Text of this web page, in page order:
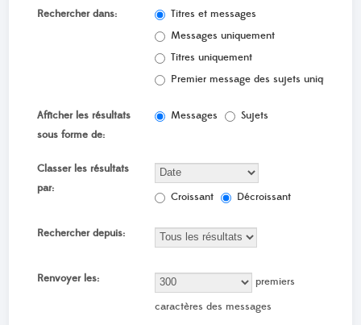
Rechercher dans:
Titres et messages
Messages uniquement
Titres uniquement
Premier message des sujets uniquement
Afficher les résultats
sous forme de:
Messages Sujets
Classer les résultats
par:
Croissant Décroissant
Rechercher depuis:
Renvoyer les:
premiers
caractères des messages